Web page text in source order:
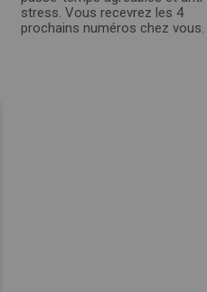
stress. Vous recevrez les 4
prochains numéros chez vous.